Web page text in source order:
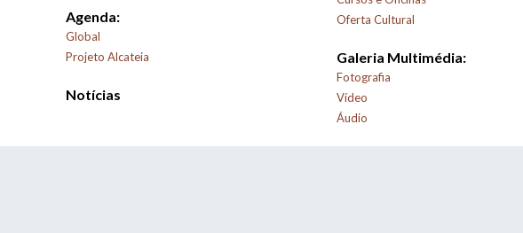
Agenda:
Global
Projeto Alcateia
Notícias
Oferta Cultural
Galeria Multimédia:
Fotografia
Vídeo
Áudio